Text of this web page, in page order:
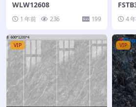
WLW12608
1 年前 236 199 4
VIP VIP